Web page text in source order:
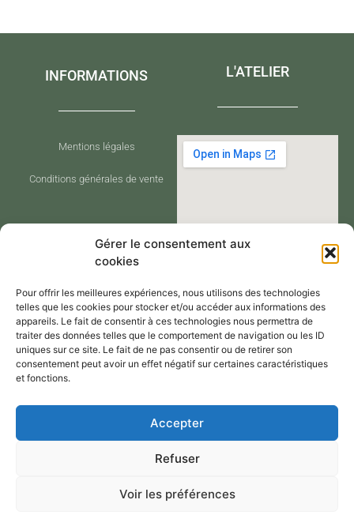
Gérer le consentement aux
cookies
Pour offrir les meilleures expériences, nous utilisons des technologies
telles que les cookies pour stocker et/ou accéder aux informations des
appareils. Le fait de consentir à ces technologies nous permettra de
traiter des données telles que le comportement de navigation ou les ID
uniques sur ce site. Le fait de ne pas consentir ou de retirer son
consentement peut avoir un effet négatif sur certaines caractéristiques
et fonctions.
Accepter
Refuser
Voir les préférences
INFORMATIONS
Mentions légales
Conditions générales de vente
L'ATELIER
CONTACT
Par mail : atelier@annejerome.fr